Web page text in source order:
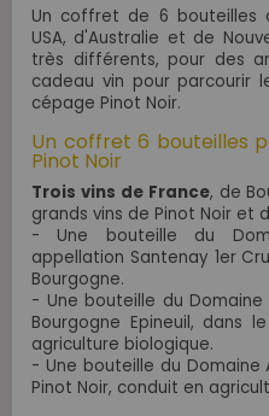
Un coffret de 6 bouteilles
USA, d'Australie et de
très différents, pour des
cadeau vin pour parcourir
cépage Pinot Noir.
Un coffret 6 bouteilles
Pinot Noir
Trois vins de France, de
grands vins de Pinot Noir et
- Une bouteille du
appellation Santenay 1er
Bourgogne.
- Une bouteille du
Bourgogne Epineuil, dans
agriculture biologique.
- Une bouteille du Domaine
Pinot Noir, conduit en